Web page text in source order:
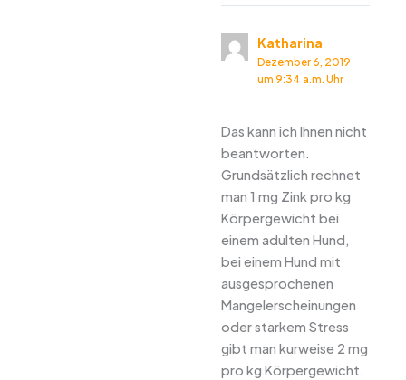
Katharina
Dezember 6, 2019
um 9:34 a.m. Uhr
Das kann ich Ihnen nicht
beantworten.
Grundsätzlich rechnet
man 1 mg Zink pro kg
Körpergewicht bei
einem adulten Hund,
bei einem Hund mit
ausgesprochenen
Mangelerscheinungen
oder starkem Stress
gibt man kurweise 2 mg
pro kg Körpergewicht.